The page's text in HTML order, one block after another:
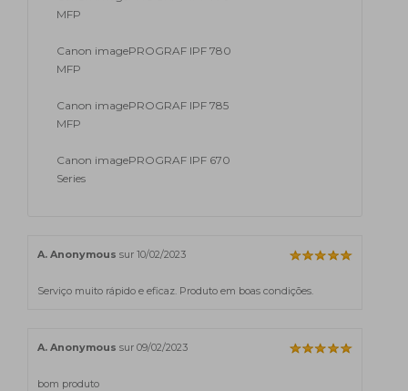
MFP
Canon imagePROGRAF IPF 780
MFP
Canon imagePROGRAF IPF 785
MFP
Canon imagePROGRAF IPF 670
Series
A. Anonymous sur 10/02/2023
Serviço muito rápido e eficaz. Produto em boas condições.
A. Anonymous sur 09/02/2023
bom produto